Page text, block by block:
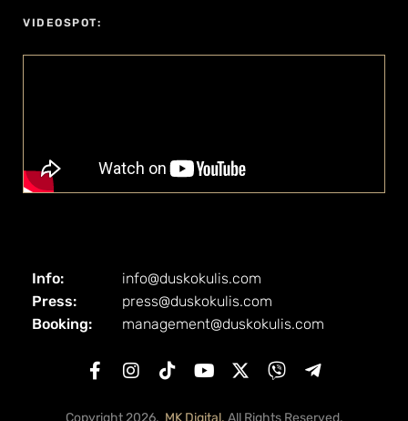
VIDEOSPOT:
Info:
Press:
Booking:
info@duskokulis.com
press@duskokulis.com
management@duskokulis.com
Copyright 2026. MK Digital. All Rights Reserved.